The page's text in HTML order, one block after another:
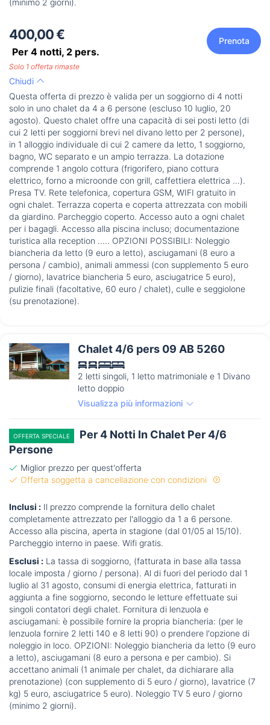
(minimo 2 giorni).
400,00 €
Per 4 notti, 2 pers.
Prenota
Solo 1 offerta rimaste
Chiudi
Questa offerta di prezzo è valida per un soggiorno di 4 notti
solo in uno chalet da 4 a 6 persone (escluso 10 luglio, 20
agosto). Questo chalet offre una capacità di sei posti letto (di
cui 2 letti per soggiorni brevi nel divano letto per 2 persone),
in 1 alloggio individuale di cui 2 camere da letto, 1 soggiorno,
bagno, WC separato e un ampio terrazza. La dotazione
comprende 1 angolo cottura (frigorifero, piano cottura
elettrico, forno a microonde con grill, caffettiera elettrica ...).
Presa TV. Rete telefonica, copertura GSM, WIFI gratuito in
ogni chalet. Terrazza coperta e coperta attrezzata con mobili
da giardino. Parcheggio coperto. Accesso auto a ogni chalet
per i bagagli. Accesso alla piscina incluso; documentazione
turistica alla reception ..... OPZIONI POSSIBILI: Noleggio
biancheria da letto (9 euro a letto), asciugamani (8 euro a
persona / cambio), animali ammessi (con supplemento 5 euro
/ giorno), lavatrice biancheria 5 euro, asciugatrice 5 euro),
pulizie finali (facoltative, 60 euro / chalet), culle e seggiolone
(su prenotazione).
Chalet 4/6 pers 09 AB 5260
2 letti singoli, 1 letto matrimoniale e 1 Divano
letto doppio
Visualizza più informazioni
OFFERTA SPECIALE
Per 4 Notti In Chalet Per 4/6
Persone
Miglior prezzo per quest'offerta
Offerta soggetta a cancellazione con condizioni
Inclusi : Il prezzo comprende la fornitura dello chalet
completamente attrezzato per l'alloggio da 1 a 6 persone.
Accesso alla piscina, aperta in stagione (dal 01/05 al 15/10).
Parcheggio interno in paese. Wifi gratis.
Esclusi : La tassa di soggiorno, (fatturata in base alla tassa
locale imposta / giorno / persona). Al di fuori del periodo dal 1
luglio al 31 agosto, consumi di energia elettrica, fatturati in
aggiunta a fine soggiorno, secondo le letture effettuate sui
singoli contatori degli chalet. Fornitura di lenzuola e
asciugamani: è possibile fornire la propria biancheria: (per le
lenzuola fornire 2 letti 140 e 8 letti 90) o prendere l'opzione di
noleggio in loco. OPZIONI: Noleggio biancheria da letto (9 euro
a letto), asciugamani (8 euro a persona e per cambio). Si
accettano animali (1 animale per chalet, da dichiarare alla
prenotazione) (con supplemento di 5 euro / giorno), lavatrice (7
kg) 5 euro, asciugatrice 5 euro). Noleggio TV 5 euro / giorno
(minimo 2 giorni).